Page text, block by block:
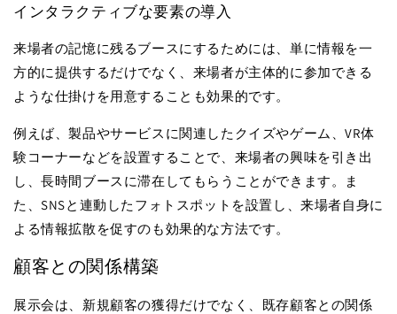
インタラクティブな要素の導入
来場者の記憶に残るブースにするためには、単に情報を一
方的に提供するだけでなく、来場者が主体的に参加できる
ような仕掛けを用意することも効果的です。
例えば、製品やサービスに関連したクイズやゲーム、VR体
験コーナーなどを設置することで、来場者の興味を引き出
し、長時間ブースに滞在してもらうことができます。ま
た、SNSと連動したフォトスポットを設置し、来場者自身に
よる情報拡散を促すのも効果的な方法です。
顧客との関係構築
展示会は、新規顧客の獲得だけでなく、既存顧客との関係